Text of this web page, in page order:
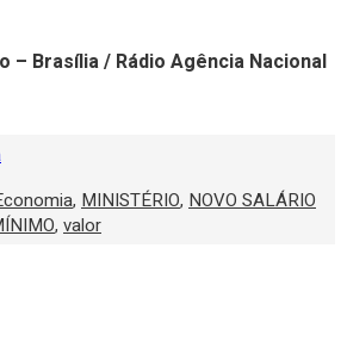
– Brasília / Rádio Agência Nacional
, MINISTÉRIO, NOVO SALÁRIO
, valor